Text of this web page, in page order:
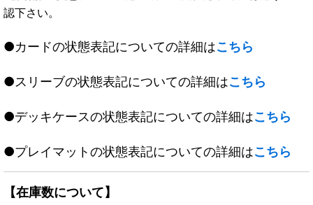
認下さい。
●カードの状態表記についての詳細はこちら
●スリーブの状態表記についての詳細はこちら
●デッキケースの状態表記についての詳細はこちら
●プレイマットの状態表記についての詳細はこちら
【在庫数について】